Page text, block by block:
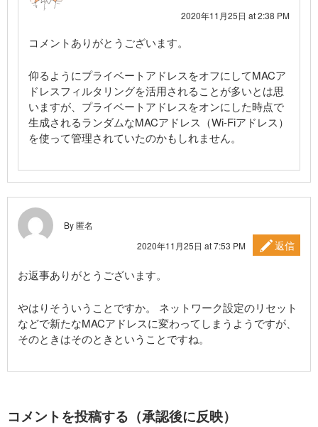
2020年11月25日 at 2:38 PM
コメントありがとうございます。
仰るようにプライベートアドレスをオフにしてMACア
ドレスフィルタリングを活用されることが多いとは思
いますが、プライベートアドレスをオンにした時点で
生成されるランダムなMACアドレス（Wi-Fiアドレス）
を使って管理されていたのかもしれません。
By 匿名
2020年11月25日 at 7:53 PM
返信
お返事ありがとうございます。
やはりそういうことですか。 ネットワーク設定のリセット
などで新たなMACアドレスに変わってしまうようですが、
そのときはそのときということですね。
コメントを投稿する（承認後に反映）